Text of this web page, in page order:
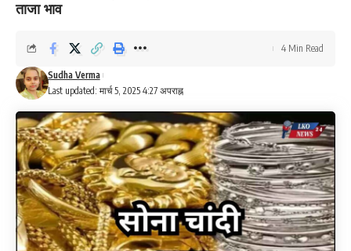
ताजा भाव
Last updated: मार्च 5, 2025 4:27 अपराह्न
Sudha Verma
4 Min Read